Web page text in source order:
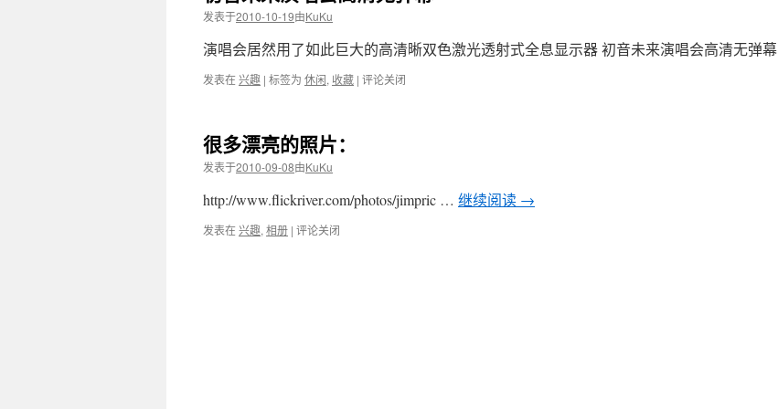
发表于2010-10-19由KuKu
演唱会居然用了如此巨大的高清晰双色激光透射式全息显示器 初音未来演唱会高清无弹幕
发表在兴趣 | 标签为 休闲, 收藏 | 评论关闭
很多漂亮的照片：
发表于2010-09-08由KuKu
http://www.flickriver.com/photos/jimpric … 继续阅读 →
发表在兴趣, 相册 | 评论关闭